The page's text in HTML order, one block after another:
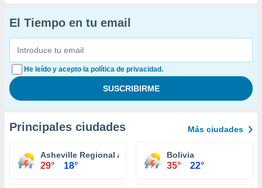
El Tiempo en tu email
He leído y acepto la política de privacidad.
Principales ciudades Más ciudades
Asheville Regional Airport
29° 18°
Bolivia
35° 22°